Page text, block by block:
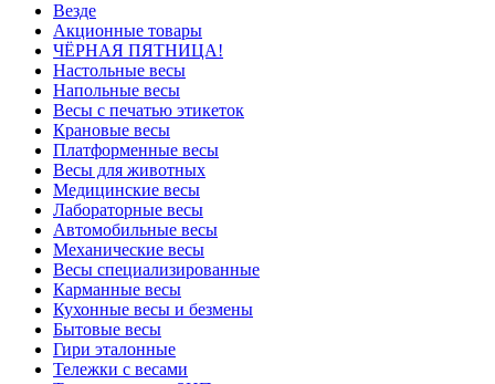
Везде
Акционные товары
ЧЁРНАЯ ПЯТНИЦА!
Настольные весы
Напольные весы
Весы с печатью этикеток
Крановые весы
Платформенные весы
Весы для животных
Медицинские весы
Лабораторные весы
Автомобильные весы
Механические весы
Весы специализированные
Карманные весы
Кухонные весы и безмены
Бытовые весы
Гири эталонные
Тележки с весами